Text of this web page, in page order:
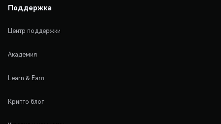
Поддержка
Центр поддержки
Академия
Learn & Earn
Крипто блог